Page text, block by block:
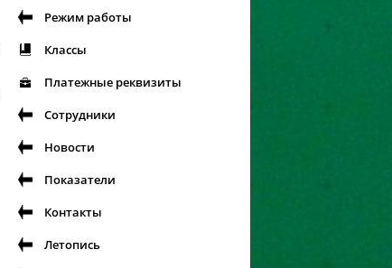
Режим работы
Классы
Платежные реквизиты
Сотрудники
Новости
Показатели
Контакты
Летопись